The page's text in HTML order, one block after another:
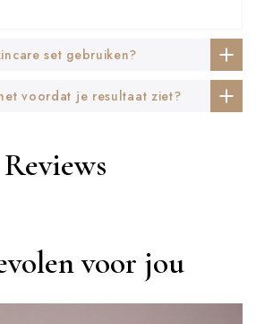
set gebruiken?
voordat je resultaat ziet?
Reviews
voor jou